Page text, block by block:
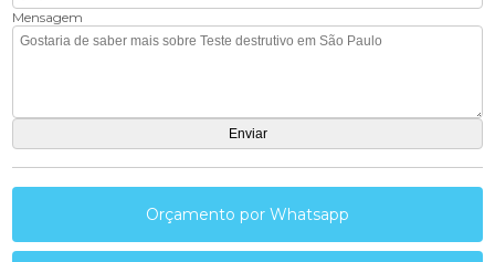
Mensagem
Orçamento por Whatsapp